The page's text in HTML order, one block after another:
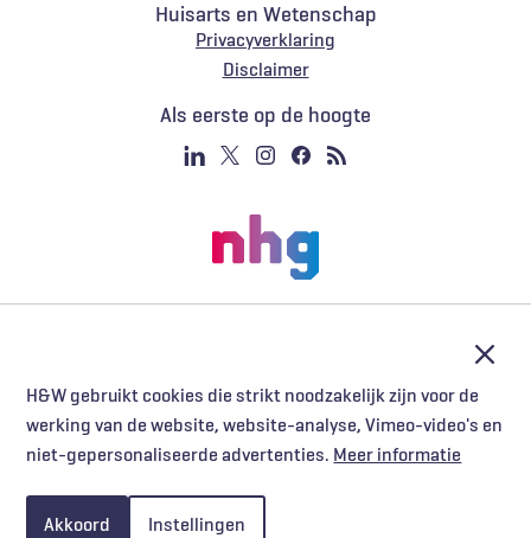
H&W gebruikt cookies die strikt noodzakelijk zijn voor de
werking van de website, website-analyse, Vimeo-video's en
niet-gepersonaliseerde advertenties. Meer informatie
Akkoord Instellingen
Huisarts en Wetenschap
Privacyverklaring
Voet
Disclaimer
Als eerste op de hoogte